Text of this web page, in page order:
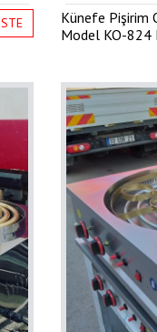
Künefe Pişirim
Model KO-824